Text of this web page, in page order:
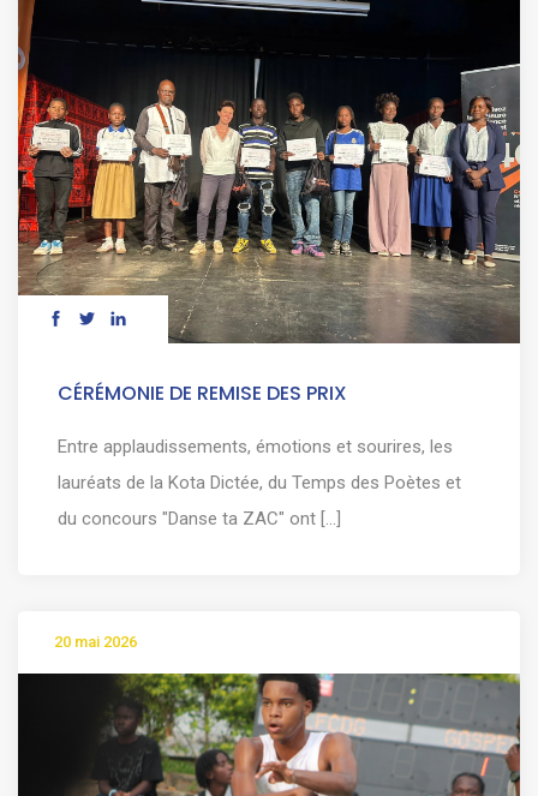
CÉRÉMONIE DE REMISE DES PRIX
Entre applaudissements, émotions et sourires, les
lauréats de la Kota Dictée, du Temps des Poètes et
du concours "Danse ta ZAC" ont [...]
20 mai 2026